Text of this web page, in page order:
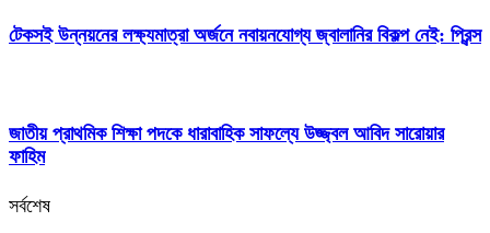
টেকসই উন্নয়নের লক্ষ্যমাত্রা অর্জনে নবায়নযোগ্য জ্বালানির বিকল্প নেই: প্রিন্স
জাতীয় প্রাথমিক শিক্ষা পদকে ধারাবাহিক সাফল্যে উজ্জ্বল আবিদ সারোয়ার
ফাহিম
সর্বশেষ